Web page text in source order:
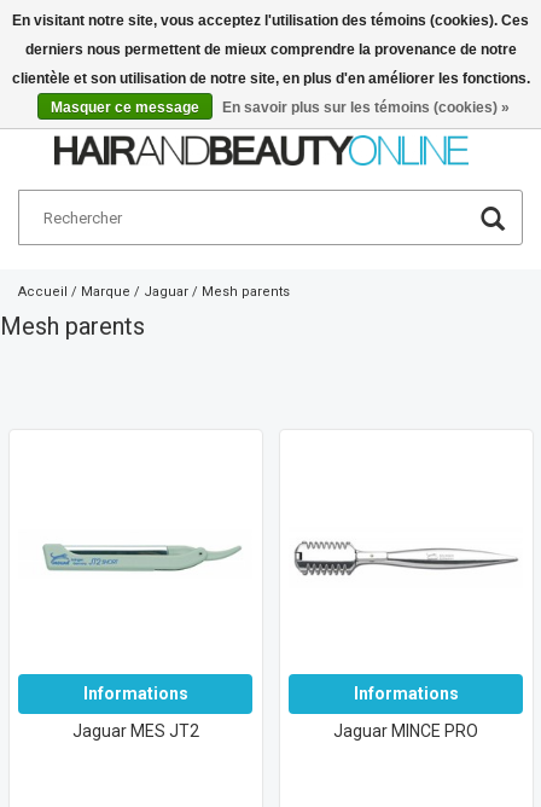
Français
Accueil / Marque / Jaguar / Mesh parents
Mesh parents
Informations
Jaguar MES JT2
Informations
Jaguar MINCE PRO
En visitant notre site, vous acceptez l'utilisation des témoins (cookies). Ces
derniers nous permettent de mieux comprendre la provenance de notre
clientèle et son utilisation de notre site, en plus d'en améliorer les fonctions.
Masquer ce message
En savoir plus sur les témoins (cookies) »